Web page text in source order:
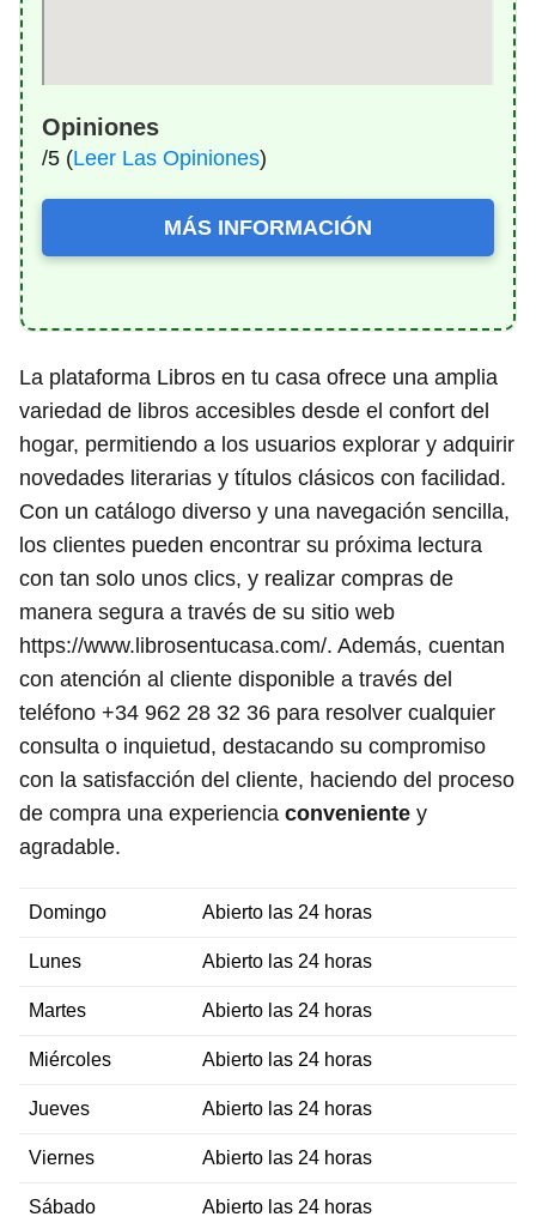
Opiniones
/5 (Leer Las Opiniones)
MÁS INFORMACIÓN
La plataforma Libros en tu casa ofrece una amplia
variedad de libros accesibles desde el confort del
hogar, permitiendo a los usuarios explorar y adquirir
novedades literarias y títulos clásicos con facilidad.
Con un catálogo diverso y una navegación sencilla,
los clientes pueden encontrar su próxima lectura
con tan solo unos clics, y realizar compras de
manera segura a través de su sitio web
https://www.librosentucasa.com/. Además, cuentan
con atención al cliente disponible a través del
teléfono +34 962 28 32 36 para resolver cualquier
consulta o inquietud, destacando su compromiso
con la satisfacción del cliente, haciendo del proceso
de compra una experiencia conveniente y
agradable.
Domingo Abierto las 24 horas
Lunes Abierto las 24 horas
Martes Abierto las 24 horas
Miércoles Abierto las 24 horas
Jueves Abierto las 24 horas
Viernes Abierto las 24 horas
Sábado Abierto las 24 horas